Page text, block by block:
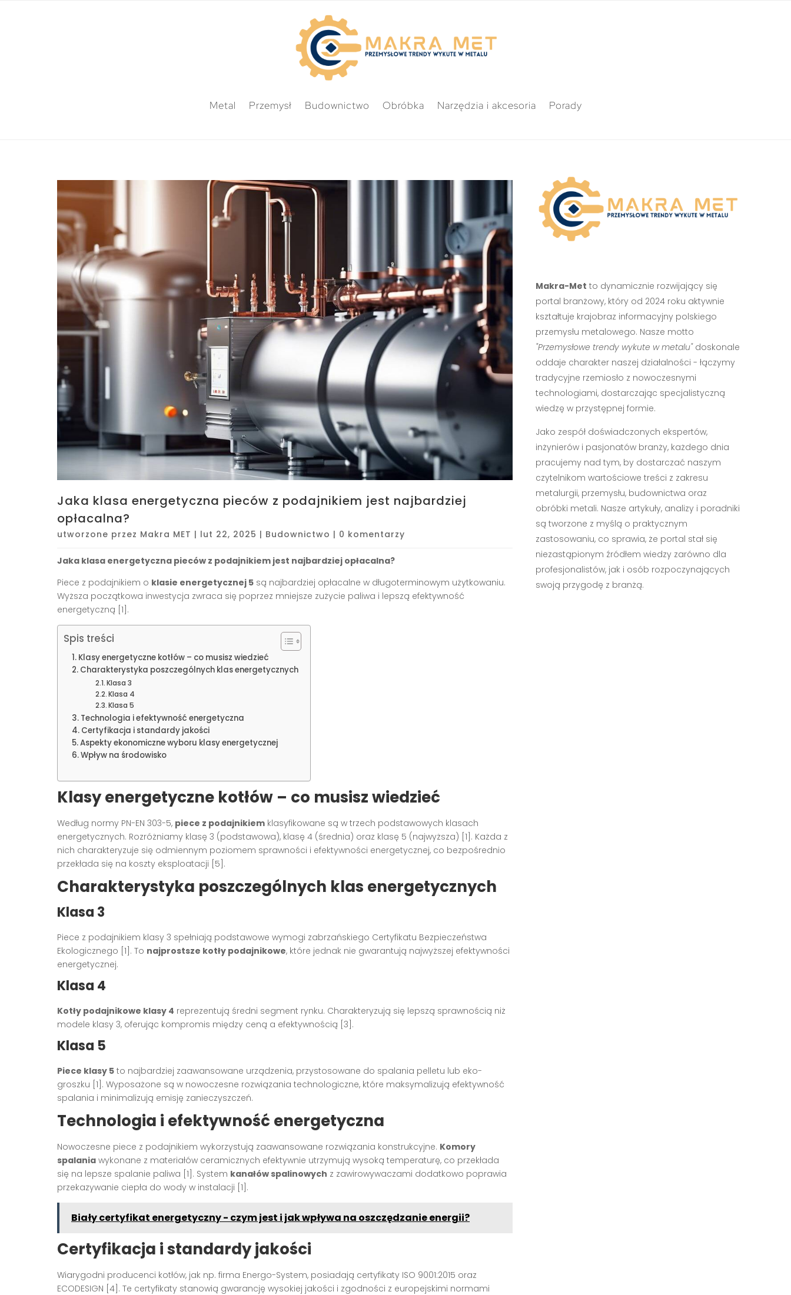
Metal Przemysł Budownictwo Obróbka Narzędzia i akcesoria Porady
Jaka klasa energetyczna pieców z podajnikiem jest najbardziej
opłacalna?
utworzone przez Makra MET | lut 22, 2025 | Budownictwo | 0 komentarzy
Jaka klasa energetyczna pieców z podajnikiem jest najbardziej opłacalna?
Piece z podajnikiem o klasie energetycznej 5 są najbardziej opłacalne w długoterminowym użytkowaniu.
Wyższa początkowa inwestycja zwraca się poprzez mniejsze zużycie paliwa i lepszą efektywność
energetyczną [1].
Spis treści
Klasy energetyczne kotłów – co musisz wiedzieć
Charakterystyka poszczególnych klas energetycznych
Klasa 3
Klasa 4
Klasa 5
Technologia i efektywność energetyczna
Certyfikacja i standardy jakości
Aspekty ekonomiczne wyboru klasy energetycznej
Wpływ na środowisko
Klasy energetyczne kotłów – co musisz wiedzieć
Według normy PN-EN 303-5, piece z podajnikiem klasyfikowane są w trzech podstawowych klasach
energetycznych. Rozróżniamy klasę 3 (podstawowa), klasę 4 (średnia) oraz klasę 5 (najwyższa) [1]. Każda z
nich charakteryzuje się odmiennym poziomem sprawności i efektywności energetycznej, co bezpośrednio
przekłada się na koszty eksploatacji [5].
Charakterystyka poszczególnych klas energetycznych
Klasa 3
Piece z podajnikiem klasy 3 spełniają podstawowe wymogi zabrzańskiego Certyfikatu Bezpieczeństwa
Ekologicznego [1]. To najprostsze kotły podajnikowe, które jednak nie gwarantują najwyższej efektywności
energetycznej.
Klasa 4
Kotły podajnikowe klasy 4 reprezentują średni segment rynku. Charakteryzują się lepszą sprawnością niż
modele klasy 3, oferując kompromis między ceną a efektywnością [3].
Klasa 5
Piece klasy 5 to najbardziej zaawansowane urządzenia, przystosowane do spalania pelletu lub eko-
groszku [1]. Wyposażone są w nowoczesne rozwiązania technologiczne, które maksymalizują efektywność
spalania i minimalizują emisję zanieczyszczeń.
Technologia i efektywność energetyczna
Nowoczesne piece z podajnikiem wykorzystują zaawansowane rozwiązania konstrukcyjne. Komory
spalania wykonane z materiałów ceramicznych efektywnie utrzymują wysoką temperaturę, co przekłada
się na lepsze spalanie paliwa [1]. System kanałów spalinowych z zawirowywaczami dodatkowo poprawia
przekazywanie ciepła do wody w instalacji [1].
Biały certyfikat energetyczny - czym jest i jak wpływa na oszczędzanie energii?
Certyfikacja i standardy jakości
Wiarygodni producenci kotłów, jak np. firma Energo-System, posiadają certyfikaty ISO 9001:2015 oraz
ECODESIGN [4]. Te certyfikaty stanowią gwarancję wysokiej jakości i zgodności z europejskimi normami
Makra-Met to dynamicznie rozwijający się
portal branżowy, który od 2024 roku aktywnie
kształtuje krajobraz informacyjny polskiego
przemysłu metalowego. Nasze motto
"Przemysłowe trendy wykute w metalu"doskonale
oddaje charakter naszej działalności - łączymy
tradycyjne rzemiosło z nowoczesnymi
technologiami, dostarczając specjalistyczną
wiedzę w przystępnej formie.
Jako zespół doświadczonych ekspertów,
inżynierów i pasjonatów branży, każdego dnia
pracujemy nad tym, by dostarczać naszym
czytelnikom wartościowe treści z zakresu
metalurgii, przemysłu, budownictwa oraz
obróbki metali. Nasze artykuły, analizy i poradniki
są tworzone z myślą o praktycznym
zastosowaniu, co sprawia, że portal stał się
niezastąpionym źródłem wiedzy zarówno dla
profesjonalistów, jak i osób rozpoczynających
swoją przygodę z branżą.